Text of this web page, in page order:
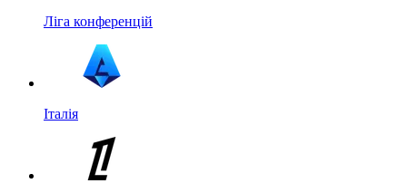
Ліга конференцій
Італія